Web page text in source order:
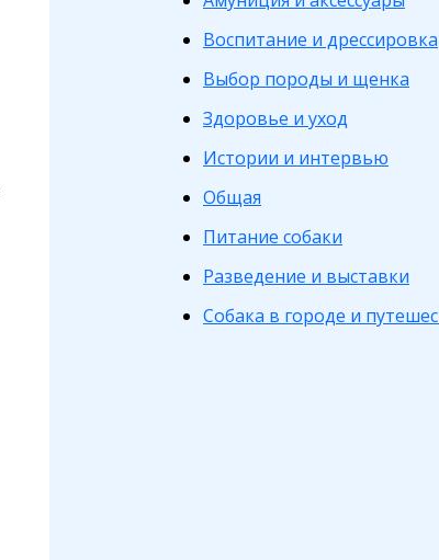
Воспитание и дрессировка
Выбор породы и щенка
Здоровье и уход
Истории и интервью
Общая
Питание собаки
Разведение и выставки
Собака в городе и